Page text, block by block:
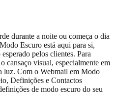
durante a noite ou começa o dia
Escuro está aqui para si,
pelos clientes. Para
cansaço visual, especialmente em
luz. Com o Webmail em Modo
Definições e Contactos
de modo escuro do seu